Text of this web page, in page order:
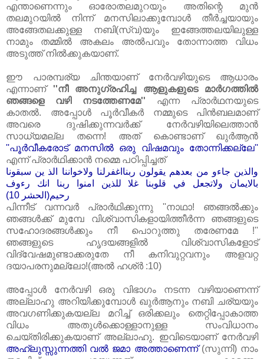
എന്താണെന്നും ഓരോതലമുറയും അതിന്റെ മുന്‍
തലമുറയില്‍ നിന്ന് മനസിലാക്കുമ്പോള്‍ തീര്‍ച്ചയായും
അങ്ങേതലക്കുള്ള നബി(സ്വ)യും ഇങ്ങേത്തലയിലുള്ള
നാമും തമ്മില്‍ അകലം അല്‍പവും തോന്നാത്ത വിധം
അടുത്ത്‌ നില്‍ക്കുകയാണ്‌.
ഈ പാരമ്പര്യ ചിന്തയാണ്‌ നേര്‍വഴിയുടെ ആധാരം
എന്നാണ്‌ ''നീ അനുഗ്രഹിച്ച ആളുകളുടെ മാര്‍ഗത്തില്‍
ഞങ്ങളെ വഴി നടത്തേണമേ'' എന്ന പ്രാര്‍ഥനയുടെ
കാതല്‍. അപ്പോള്‍ പൂര്‍വീകര്‍ നമ്മുടെ പിന്‍ബലമാണ്‌
അവരെ ദുഷിക്കുന്നവര്‍ക്ക്‌ നേര്‍വഴിയിലെത്താന്‍
സാധ്യമല്ല തന്നെ! അത്‌ കൊണ്ടാണ്‌ ഖുര്‍ആന്‍
''പൂര്‍വീകരോട്‌ മനസില്‍ ഒരു വിഷമവും തോന്നിക്കല്ലേ''
എന്ന് പ്രാര്‍ഥിക്കാന്‍ നമ്മെ പഠിപ്പിച്ചത്‌
والذين جاءو من بعدهم يقولون ربنااغفرلنا ولاخواننا الذ ين سبقونا
بالايمان ولاتجعل في قلوبنا غلا للذين امنوا ربنا انك رءوف
رحيم(الحشر 10)
പിന്നീട്‌ വന്നവര്‍ പ്രാര്‍ഥിക്കുന്നു ''നാഥാ! ഞങ്ങല്‍ക്കും
ഞങ്ങള്‍ക്ക്‌ മുമ്പേ വിശ്വാസികളായിത്തീര്‍ന്ന ഞങ്ങളുടെ
സഹോദരങ്ങള്‍ക്കും നീ പൊറുത്തു തരേണമേ !''
ഞങ്ങളുടെ ഹൃദയങ്ങളില്‍ വിശ്വാസികളോട്‌
വിദ്വേഷമുണ്ടാക്കരുതേ നീ കനിവുറ്റവനും അളവറ്റ
ദയാപരനുമല്ലോ!(അല്‍ ഹശ്‌ര്‍ :10)
അപ്പോള്‍ നേര്‍വഴി ഒരു വിഭാഗം നടന്ന വഴിയാണെന്ന്
അല്ലാഹു അറിയിക്കുമ്പോള്‍ ഖുര്‍ആനും നബി ചര്യയും
അവഗണിക്കുകയല്ല മറിച്ച്‌ ഒരിക്കലും തെറ്റിപ്പോകാത്ത
വിധം അതുള്‍‍ക്കൊള്ളാനുള്ള സംവിധാനം
ചെയ്തിരിക്കുകയാണ്‌ അല്ലാഹു. ഇവിടെയാണ്‌ നേര്‍വഴി
അഹ്‌ലുസ്സുന്നത്തി വല്‍ ജമാ അത്താണെന്ന്(സുന്നി) നാം